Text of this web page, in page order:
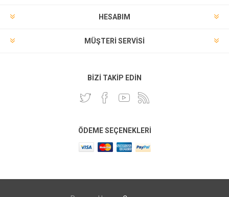
HESABIM
MÜŞTERI SERVISI
BIZI TAKIP EDIN
ÖDEME SEÇENEKLERI